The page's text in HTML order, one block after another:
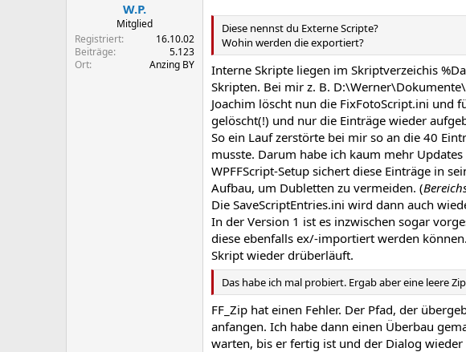
W.P.
Mitglied
Registriert
16.10.02
Beiträge
5.123
Ort
Anzing BY
Diese nennst du Externe Scripte?
Wohin werden die exportiert?
Interne Skripte liegen im Skriptverzeichis
Skripten. Bei mir z. B.
Joachim löscht nun die FixFotoScript.ini und
gelöscht(!) und nur die Einträge wieder
So ein Lauf zerstörte bei mir so an die 40
musste. Darum habe ich kaum mehr
WPFFScript-Setup sichert diese Einträge in
Aufbau, um Dubletten zu vermeiden. (
Die SaveScriptEntries.ini wird dann auch
In der Version 1 ist es inzwischen sogar
diese ebenfalls ex/-importiert werden
Skript wieder drüberläuft.
Das habe ich mal probiert. Ergab aber eine leere
FF_Zip hat einen Fehler. Der Pfad, der
anfangen. Ich habe dann einen Überbau
warten, bis er fertig ist und der Dialog